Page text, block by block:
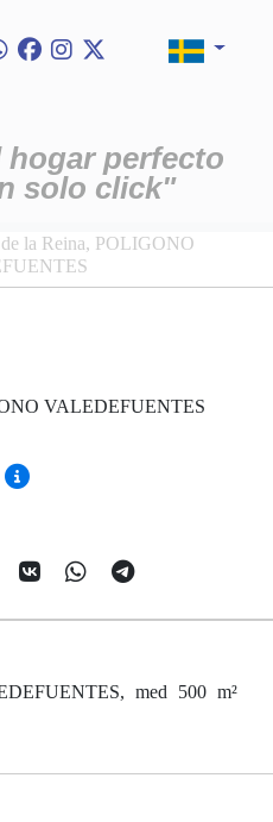
hogar perfecto
solo click"
la Reina, POLIGONO
VALEDEFUENTES
med 500 m²